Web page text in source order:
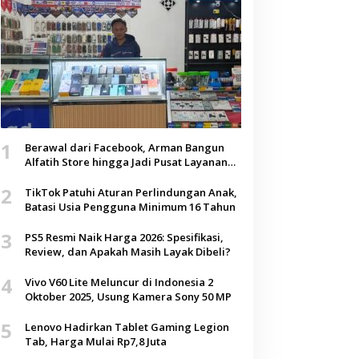
1
Berawal dari Facebook, Arman Bangun
Alfatih Store hingga Jadi Pusat Layanan
2
TikTok Patuhi Aturan Perlindungan Anak,
Batasi Usia Pengguna Minimum 16 Tahun
3
PS5 Resmi Naik Harga 2026: Spesifikasi,
Review, dan Apakah Masih Layak Dibeli?
4
Vivo V60 Lite Meluncur di Indonesia 2
Oktober 2025, Usung Kamera Sony 50 MP
5
Lenovo Hadirkan Tablet Gaming Legion
Tab, Harga Mulai Rp7,8 Juta